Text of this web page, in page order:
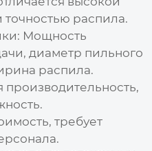
распила.
Мощность
диаметр пильного
распила.
производительность,
требует